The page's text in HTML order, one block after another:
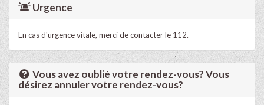
Urgence
En cas d'urgence vitale, merci de contacter le 112.
Vous avez oublié votre rendez-vous? Vous
désirez annuler votre rendez-vous?